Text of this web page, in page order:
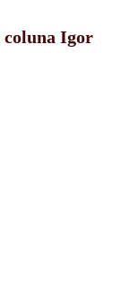
coluna Igor